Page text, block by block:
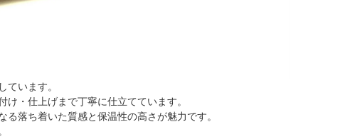
ています。
・仕上げまで丁寧に仕立てています。
落ち着いた質感と保温性の高さが魅力です。